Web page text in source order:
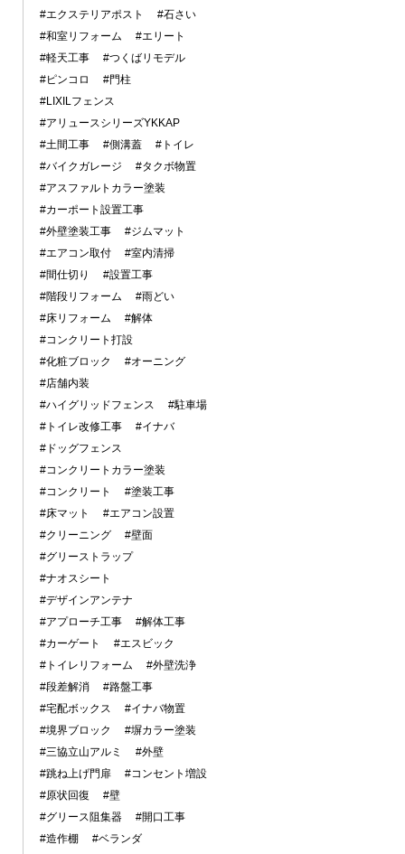
#エクステリアポスト
#石さい
#和室リフォーム
#エリート
#軽天工事
#つくばリモデル
#ピンコロ
#門柱
#LIXILフェンス
#アリュースシリーズYKKAP
#土間工事
#側溝蓋
#トイレ
#バイクガレージ
#タクボ物置
#アスファルトカラー塗装
#カーポート設置工事
#外壁塗装工事
#ジムマット
#エアコン取付
#室内清掃
#間仕切り
#設置工事
#階段リフォーム
#雨どい
#床リフォーム
#解体
#コンクリート打設
#化粧ブロック
#オーニング
#店舗内装
#ハイグリッドフェンス
#駐車場
#トイレ改修工事
#イナバ
#ドッグフェンス
#コンクリートカラー塗装
#コンクリート
#塗装工事
#床マット
#エアコン設置
#クリーニング
#壁面
#グリーストラップ
#ナオスシート
#デザインアンテナ
#アプローチ工事
#解体工事
#カーゲート
#エスビック
#トイレリフォーム
#外壁洗浄
#段差解消
#路盤工事
#宅配ボックス
#イナバ物置
#境界ブロック
#塀カラー塗装
#三協立山アルミ
#外壁
#跳ね上げ門扉
#コンセント増設
#原状回復
#壁
#グリース阻集器
#開口工事
#造作棚
#ベランダ